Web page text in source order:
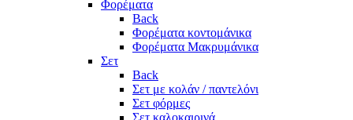
Φορέματα
Back
Φορέματα κοντομάνικα
Φορέματα Μακρυμάνικα
Σετ
Back
Σετ με κολάν / παντελόνι
Σετ φόρμες